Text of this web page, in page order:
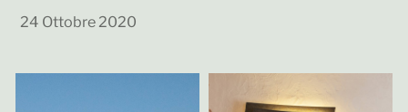
24 Ottobre 2020